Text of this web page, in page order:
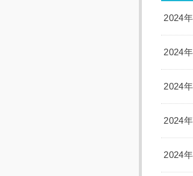
2024
2024
2024
2024
2024